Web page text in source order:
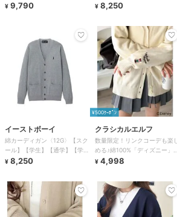
レッド マシンウォッシャブル
¥ 9,790
校】【薄め】
¥ 8,250
イーストボーイ
綿カーディガン〈12G〉【スク
ール】【学生】【通学】【学
校】【薄め】
¥ 8,250
¥500ｸｰﾎﾟﾝ
クラシカルエルフ
数量限定！リンクコーデも楽し
める♪綿100%「ディズニー」袖
刺繍カーディガン
¥ 4,998